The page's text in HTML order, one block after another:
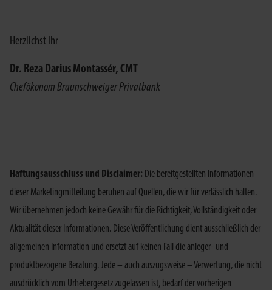
Herzlichst Ihr
Dr. Reza Darius Montassér, CMT
Chefökonom Braunschweiger Privatbank
Haftungsausschluss und Disclaimer: Die bereitgestellten Informationen
dieser Marketingmitteilung beruhen auf Quellen, die wir für verlässlich halten.
Wir übernehmen jedoch keine Gewähr für die Richtigkeit, Vollständigkeit oder
Aktualität dieser Informationen. Diese Veröffentlichung dient ausschließlich der
allgemeinen Information und ersetzt auf keinen Fall die anleger- und
produktbezogene Beratung. Jede – auch auszugsweise – Verwertung, die nicht
ausdrücklich vom Urhebergesetz zugelassen ist, bedarf der vorherigen